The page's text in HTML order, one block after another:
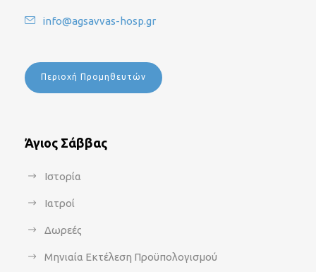
info@agsavvas-hosp.gr
Περιοχή Προμηθευτών
Άγιος Σάββας
Ιστορία
Ιατροί
Δωρεές
Μηνιαία Εκτέλεση Προϋπολογισμού